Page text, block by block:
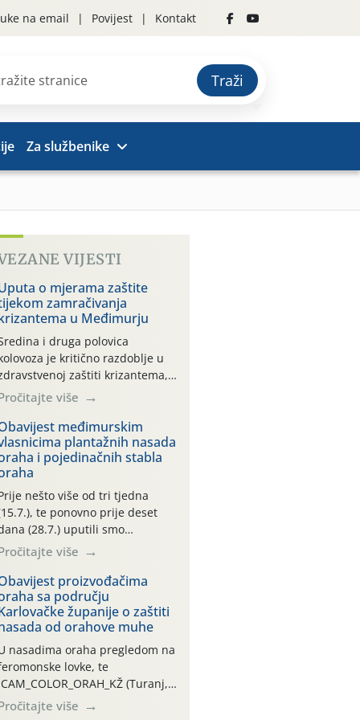
na email Povijest Kontakt
Traži
Za službenike
VIJESTI
o mjerama zaštite
zamračivanja
u Međimurju
i druga polovica
je kritično razdoblje u
zaštiti krizantema,
prije zamračivanja u proteklom
smo mjesecu tri puta upućivali
o preventivnim
zaštite krizantema od
uzročnika bolesti,
i fito-fagnih grinja (23.7.,
06.7.)! Na početku ovog
je zabilježeno je
i ekstremno vruće
razdoblje, uz
temperature […]
više
međimurskim
plantažnih nasada
i pojedinačnih stabla
nešto više od tri tjedna
te ponovno prije deset
(28.7.) uputili smo
vlasnicima plantažnih
nasada oraha i pojedinačnih
o početku leta i
potrebi usmjerenog
orahove muhe
completa)! Već
dana traje drugi
“toplinski udar”, koji
naročito izražen zadnja šest
(31.7.-05.8.), jer najviše
zraka svakodnevno
više
proizvođačima
sa području
županije o zaštiti
od orahove muhe
nasadima oraha pregledom na
lovke, te
CAM_COLOR_ORAH_KŽ (Turanj,
zabilježena je mala
više